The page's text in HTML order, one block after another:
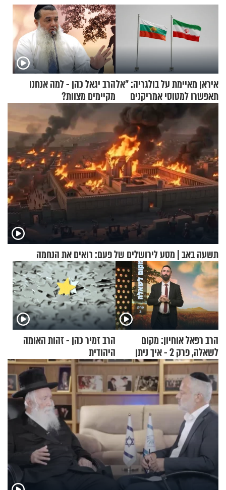
איראן מאיימת על בולגריה: "אל
תאפשרו למטוסי אמריקנים
להמריא מהשטח שלכם"
הרב יגאל כהן - למה אנחנו
מקיימים מצוות?
תשעה באב | מסע לירושלים של פעם: רואים את הנחמה
הרב רפאל אוחיון: מקום
לשאלה, פרק 2 - איך ניתן
להוכיח שהתורה משמיים?
הרב זמיר כהן - זהות האומה
היהודית